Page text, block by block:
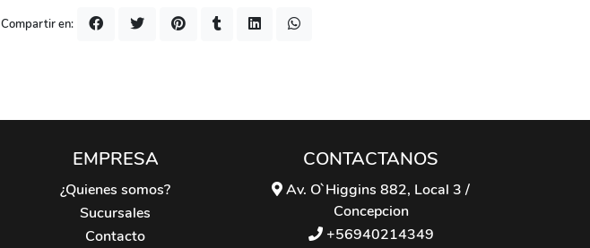
Compartir en:
EMPRESA
¿Quienes somos?
Sucursales
Contacto
CONTACTANOS
Av. O`Higgins 882, Local 3 /
Concepcion
+56940214349